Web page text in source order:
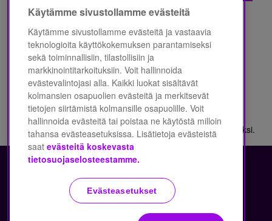
Olen lukenut Telia Finland Oyj:n
Tietosuojalausunnon*
Nauhoitamme kaikki puhelut palvelun laadun varmistamiseksi.
Copyright Telia Company 2026 Tietosuoja ja -turva
Käyttöehdot Evästeiden käyttö
Käytämme sivustollamme evästeitä
Käytämme sivustollamme evästeitä ja vastaavia
teknologioita käyttökokemuksen parantamiseksi
sekä toiminnallisiin, tilastollisiin ja
markkinointitarkoituksiin. Voit hallinnoida
evästevalintojasi alla. Kaikki luokat sisältävät
kolmansien osapuolien evästeitä ja merkitsevät
tietojen siirtämistä kolmansille osapuolille. Voit
hallinnoida evästeitä tai poistaa ne käytöstä milloin
tahansa evästeasetuksissa. Lisätietoja evästeistä
saat evästeitä koskevasta
tietosuojaselosteestamme.
Evästeasetukset